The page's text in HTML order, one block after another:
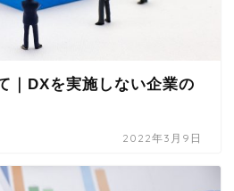
｜DXを実施しない企業の
2022年3月9日